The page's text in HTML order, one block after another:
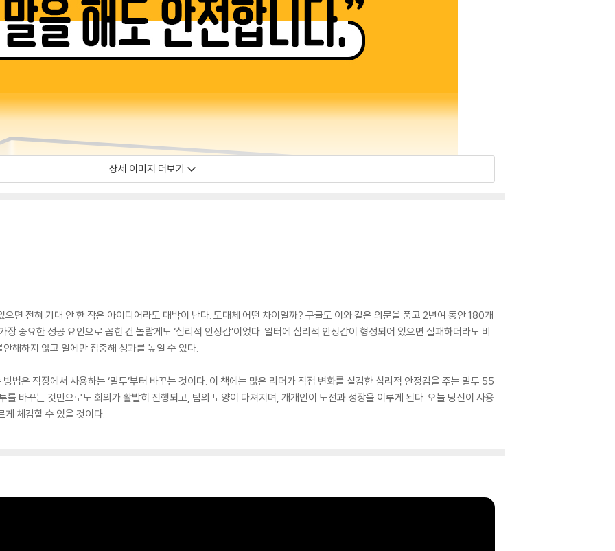
상세 이미지 더보기
면 전혀 기대 안 한 작은 아이디어라도 대박이 난다. 도대체 어떤 차이일까? 구글도 이와 같은 의문을 품고 2년여 동안 180개
중요한 성공 요인으로 꼽힌 건 놀랍게도 ‘심리적 안정감’이었다. 일터에 심리적 안정감이 형성되어 있으면 실패하더라도 비
해하지 않고 일에만 집중해 성과를 높일 수 있다.
법은 직장에서 사용하는 ‘말투’부터 바꾸는 것이다. 이 책에는 많은 리더가 직접 변화를 실감한 심리적 안정감을 주는 말투 55
를 바꾸는 것만으로도 회의가 활발히 진행되고, 팀의 토양이 다져지며, 개개인이 도전과 성장을 이루게 된다. 오늘 당신이 사용
게 체감할 수 있을 것이다.